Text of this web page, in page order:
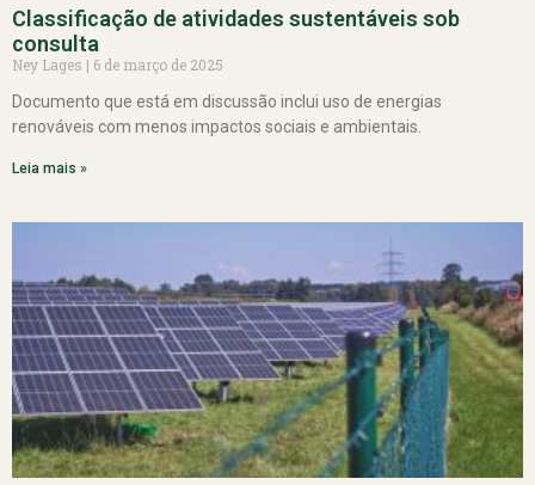
Classificação de atividades sustentáveis sob
consulta
Ney Lages
6 de março de 2025
Documento que está em discussão inclui uso de energias
renováveis com menos impactos sociais e ambientais.
Leia mais »